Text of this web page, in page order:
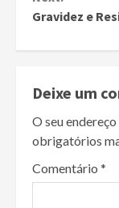
Gravidez e
Deixe um
O seu
obrigatórios
Comentário *